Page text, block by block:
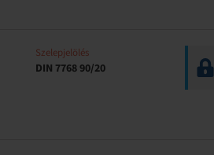
Szelepjelölés
DIN 7768 90/20